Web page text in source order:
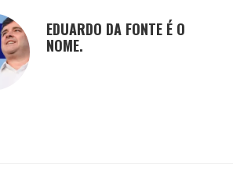
EDUARDO DA FONTE É O
NOME.